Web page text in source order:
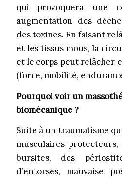
qui provoquera une
augmentation des
des toxines. En faisant
et les tissus mous, la
et le corps peut relâcher
(force, mobilité,
Pourquoi voir un
biomécanique ?
Suite à un traumatisme
musculaires
bursites, des
d’entorses, mauvaise